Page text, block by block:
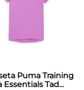
Puma Training
Essentials Tad